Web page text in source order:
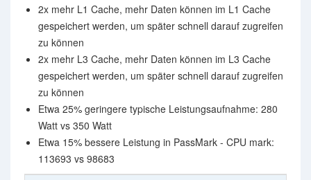
2x mehr L1 Cache, mehr Daten können im L1 Cache
gespeichert werden, um später schnell darauf zugreifen
zu können
2x mehr L3 Cache, mehr Daten können im L3 Cache
gespeichert werden, um später schnell darauf zugreifen
zu können
Etwa 25% geringere typische Leistungsaufnahme: 280
Watt vs 350 Watt
Etwa 15% bessere Leistung in PassMark - CPU mark:
113693 vs 98683